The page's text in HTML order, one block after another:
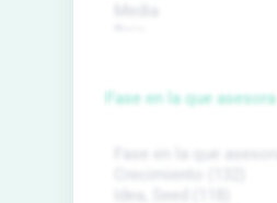
Fase en la que asesora